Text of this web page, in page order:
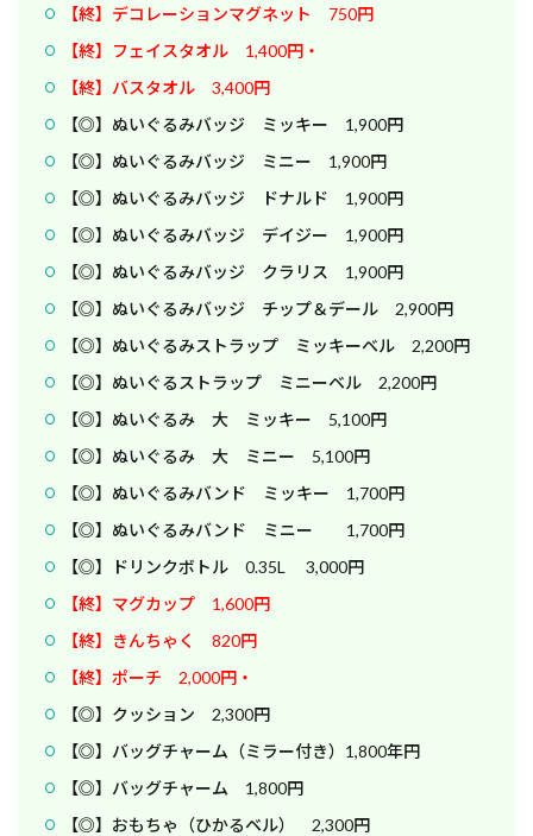
【終】デコレーションマグネット 750円
【終】フェイスタオル 1,400円・
【終】バスタオル 3,400円
【◎】ぬいぐるみバッジ ミッキー 1,900円
【◎】ぬいぐるみバッジ ミニー 1,900円
【◎】ぬいぐるみバッジ ドナルド 1,900円
【◎】ぬいぐるみバッジ デイジー 1,900円
【◎】ぬいぐるみバッジ クラリス 1,900円
【◎】ぬいぐるみバッジ チップ＆デール 2,900円
【◎】ぬいぐるみストラップ ミッキーベル 2,200円
【◎】ぬいぐるストラップ ミニーベル 2,200円
【◎】ぬいぐるみ 大 ミッキー 5,100円
【◎】ぬいぐるみ 大 ミニー 5,100円
【◎】ぬいぐるみバンド ミッキー 1,700円
【◎】ぬいぐるみバンド ミニー 1,700円
【◎】ドリンクボトル 0.35L 3,000円
【終】マグカップ 1,600円
【終】きんちゃく 820円
【終】ポーチ 2,000円・
【◎】クッション 2,300円
【◎】バッグチャーム（ミラー付き）1,800年円
【◎】バッグチャーム 1,800円
【◎】おもちゃ（ひかるベル） 2,300円